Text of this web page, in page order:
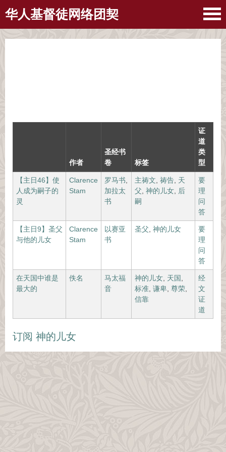
华人基督徒网络团契
作者
圣经书
卷
标签
证
道
类
型
【主日46】使
人成为嗣子的
灵
Clarence
Stam
罗马书
加拉太
书
主祷文 祷告 天
父 神的儿女
后
嗣
要
理
问
答
【主日9】圣父
与他的儿女
Clarence
Stam
以赛亚
书
圣父 神的儿女
要
理
问
答
在天国中谁是
最大的
佚名
马太福
音
神的儿女 天国
标准 谦卑 尊荣
信靠
经
文
证
道
订阅 神的儿女